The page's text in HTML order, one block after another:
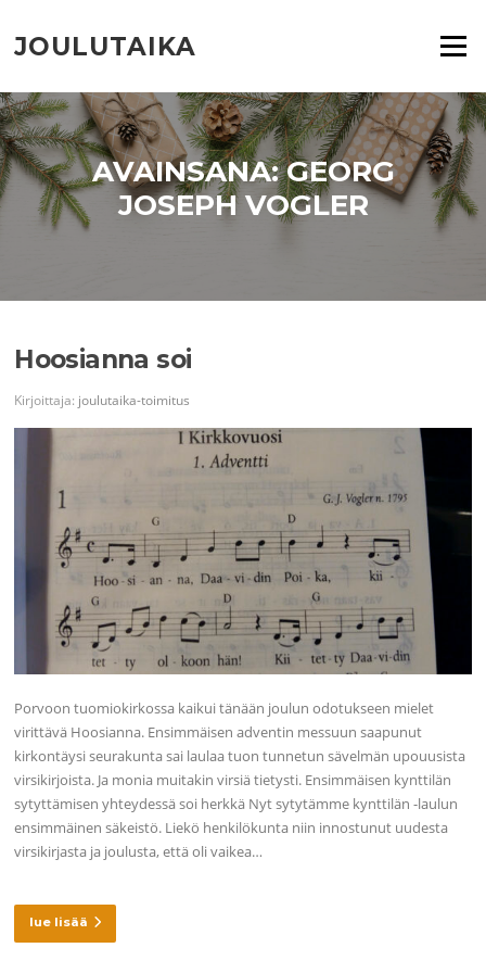
suoraan
sisältöön
JOULUTAIKA Valikko
AVAINSANA:GEORG
JOSEPH VOGLER
Hoosianna soi
Kirjoittaja: joulutaika-toimitus
Porvoon tuomiokirkossa kaikui tänään joulun odotukseen mielet
virittävä Hoosianna. Ensimmäisen adventin messuun saapunut
kirkontäysi seurakunta sai laulaa tuon tunnetun sävelmän upouusista
virsikirjoista. Ja monia muitakin virsiä tietysti. Ensimmäisen kynttilän
sytyttämisen yhteydessä soi herkkä Nyt sytytämme kynttilän -laulun
ensimmäinen säkeistö. Liekö henkilökunta niin innostunut uudesta
virsikirjasta ja joulusta, että oli vaikea…
lue lisää